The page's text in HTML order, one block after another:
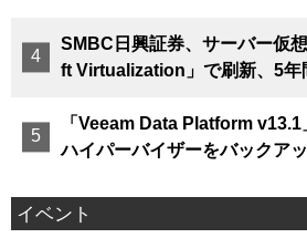
SMBC日興証券、サーバー仮
ft Virtualization」で刷新、5年
「Veeam Data Platform
ハイパーバイザーをバックア
イベント